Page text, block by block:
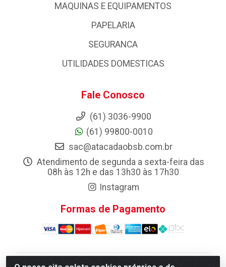
MAQUINAS E EQUIPAMENTOS
PAPELARIA
SEGURANCA
UTILIDADES DOMESTICAS
Fale Conosco
(61) 3036-9900
(61) 99800-0010
sac@atacadaobsb.com.br
Atendimento de segunda a sexta-feira das
08h às 12h e das 13h30 às 17h30
Instagram
Formas de Pagamento